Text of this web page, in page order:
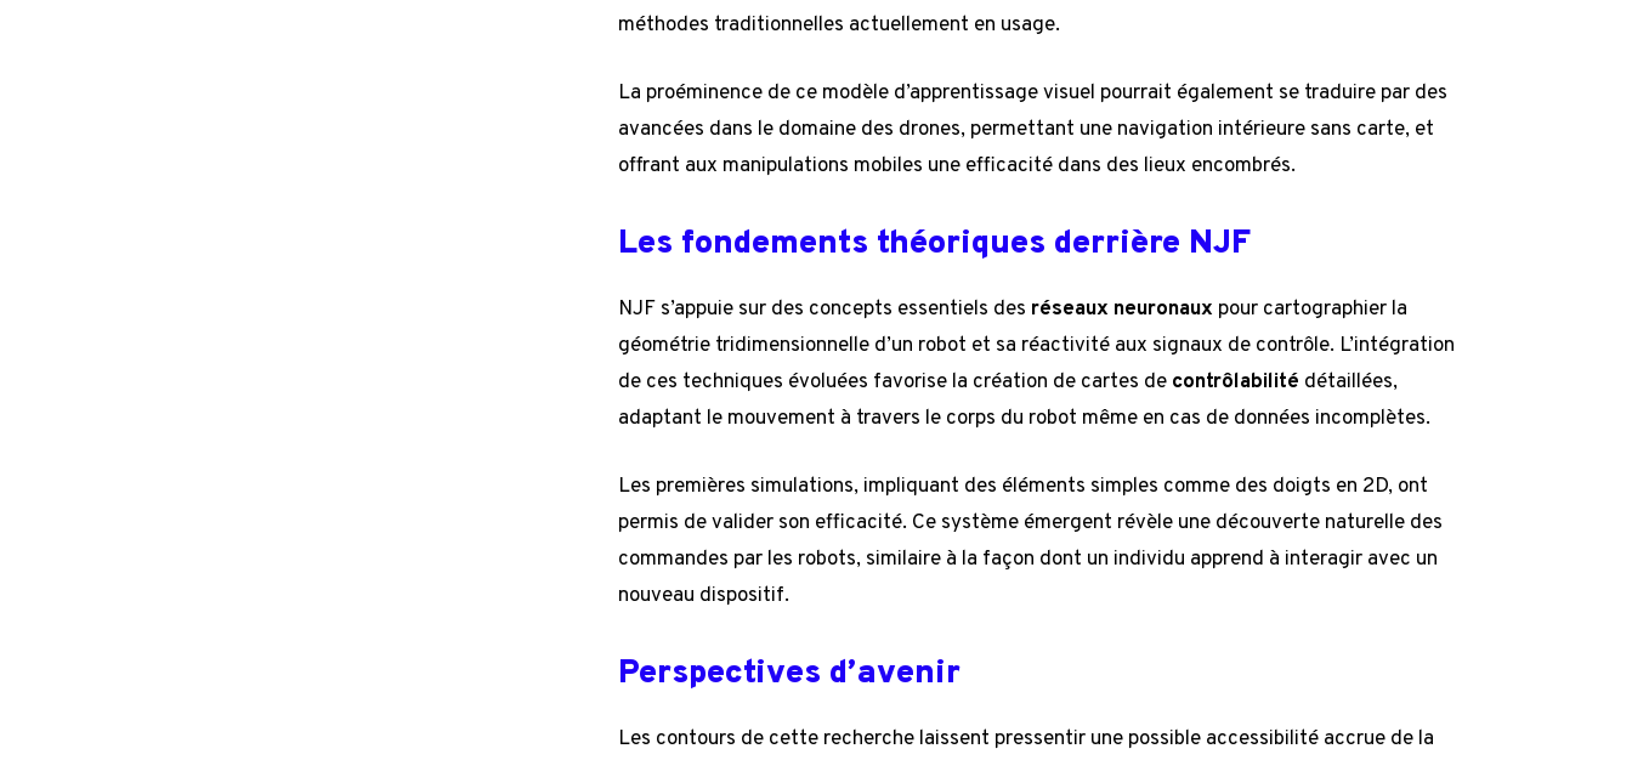
méthodes traditionnelles actuellement en usage.
La proéminence de ce modèle d’apprentissage visuel pourrait également se traduire par des
avancées dans le domaine des drones, permettant une navigation intérieure sans carte, et
offrant aux manipulations mobiles une efficacité dans des lieux encombrés.
Les fondements théoriques derrière NJF
NJF s’appuie sur des concepts essentiels des réseaux neuronaux pour cartographier la
géométrie tridimensionnelle d’un robot et sa réactivité aux signaux de contrôle. L’intégration
de ces techniques évoluées favorise la création de cartes de contrôlabilité détaillées,
adaptant le mouvement à travers le corps du robot même en cas de données incomplètes.
Les premières simulations, impliquant des éléments simples comme des doigts en 2D, ont
permis de valider son efficacité. Ce système émergent révèle une découverte naturelle des
commandes par les robots, similaire à la façon dont un individu apprend à interagir avec un
nouveau dispositif.
Perspectives d’avenir
Les contours de cette recherche laissent pressentir une possible accessibilité accrue de la